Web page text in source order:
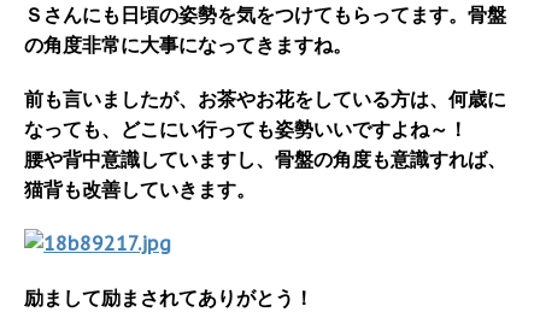
Ｓさんにも日頃の姿勢を気をつけてもらってます。骨盤
の角度非常に大事になってきますね。
前も言いましたが、お茶やお花をしている方は、何歳に
なっても、どこにい行っても姿勢いいですよね～！
腰や背中意識していますし、骨盤の角度も意識すれば、
猫背も改善していきます。
励まして励まされてありがとう！